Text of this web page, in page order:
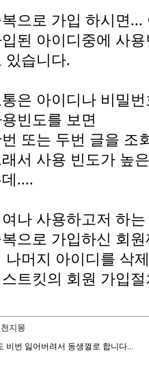
으로 가입 하시면
된 아이디중에 사
있습니다.
은 아이디나 비밀
빈도를 보면
또는 두번 글을 조
서 사용 빈도가 높
....
나 사용하고저 하
으로 가입하신 회
나머지 아이디를 삭
트킷의 회원 가입
천지몽
비번 잃어버려서 동생껄로 합니다...